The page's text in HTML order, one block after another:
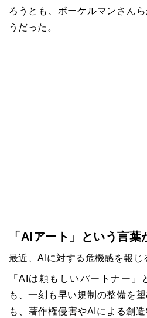
ろうとも、ボーケルマンさん
うだった。
「AIアート」という言
最近、AIに対する危機感を報じ
「AIは頼もしいパートナー
も、一刻も早い規制の整備を
も、著作権侵害やAIによる創